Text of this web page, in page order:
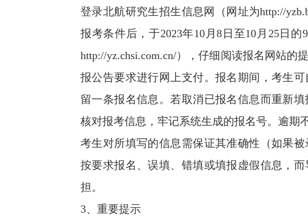
登录北航研究生招生信息网（网址为http://
报考条件后，于2023年10月8日至10月25日
http://yz.chsi.com.cn/），仔细阅读报名网站的
报公告要求进行网上支付。报名期间，考生
留一条报名信息。若取消已报名信息而重新
核对报考信息，牢记系统生成的报名号。逾期
考生对所填写的信息需保证其准确性（如果
按要求报名、误填、错填或填报虚假信息，
担。
3、重要提示